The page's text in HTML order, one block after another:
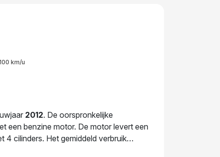
km/u
2012. De oorspronkelijke
een benzine motor. De motor levert een
4 cilinders. Het gemiddeld verbruik
gebouwd. De huidige eigenaar